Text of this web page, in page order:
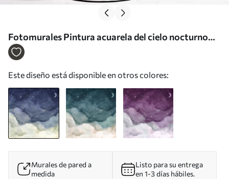
Fotomurales Pintura acuarela del cielo nocturno
con luna creciente y estrellas brillantes Nr. u96076
Este diseño está disponible en otros colores:
Murales de pared a
medida
Listo para su entrega
en 1-3 días hábiles.